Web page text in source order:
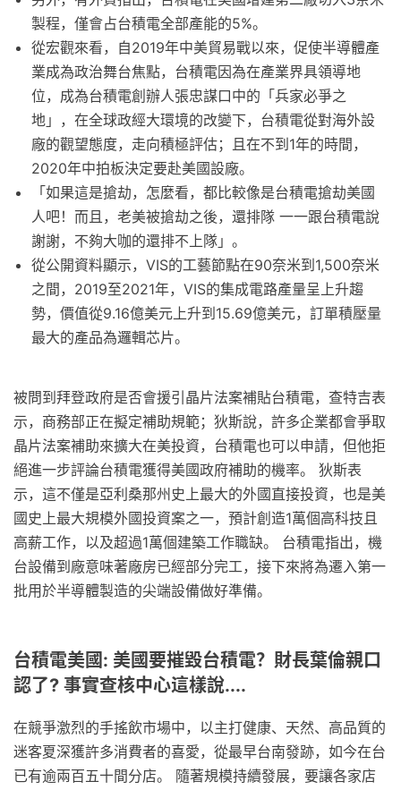
製程，僅會占台積電全部產能的5%。
從宏觀來看，自2019年中美貿易戰以來，促使半導體產
業成為政治舞台焦點，台積電因為在產業界具領導地
位，成為台積電創辦人張忠謀口中的「兵家必爭之
地」，在全球政經大環境的改變下，台積電從對海外設
廠的觀望態度，走向積極評估；且在不到1年的時間，
2020年中拍板決定要赴美國設廠。
「如果這是搶劫，怎麼看，都比較像是台積電搶劫美國
人吧！而且，老美被搶劫之後，還排隊 一一跟台積電說
謝謝，不夠大咖的還排不上隊」。
從公開資料顯示，VIS的工藝節點在90奈米到1,500奈米
之間，2019至2021年，VIS的集成電路產量呈上升趨
勢，價值從9.16億美元上升到15.69億美元，訂單積壓量
最大的產品為邏輯芯片。
被問到拜登政府是否會援引晶片法案補貼台積電，查特吉表
示，商務部正在擬定補助規範；狄斯說，許多企業都會爭取
晶片法案補助來擴大在美投資，台積電也可以申請，但他拒
絕進一步評論台積電獲得美國政府補助的機率。 狄斯表
示，這不僅是亞利桑那州史上最大的外國直接投資，也是美
國史上最大規模外國投資案之一，預計創造1萬個高科技且
高薪工作，以及超過1萬個建築工作職缺。 台積電指出，機
台設備到廠意味著廠房已經部分完工，接下來將為遷入第一
批用於半導體製造的尖端設備做好準備。
台積電美國: 美國要摧毀台積電？財長葉倫親口
認了? 事實查核中心這樣說....
在競爭激烈的手搖飲市場中，以主打健康、天然、高品質的
迷客夏深獲許多消費者的喜愛，從最早台南發跡，如今在台
已有逾兩百五十間分店。 隨著規模持續發展，要讓各家店